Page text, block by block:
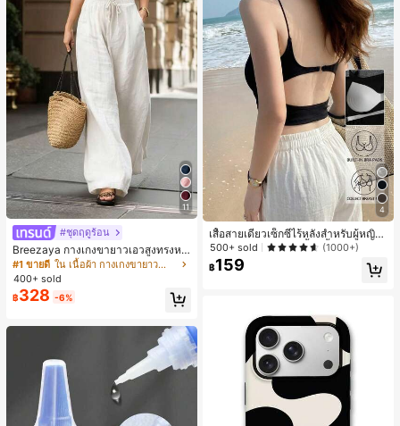
11
#ชุดฤดูร้อน
Breezaya กางเกงขายาวเอวสูงทรงหล
วมขาบานสำหรับผู้หญิง สีขาวเรียบหรูส
ไตล์ชิค เหมาะสำหรับใส่เที่ยวทะเล วันห
ยุดพักผ่อนฤดูร้อน ลุคสบายๆ ใส่ได้หลา
ยโอกาสในชีวิตประจำวัน
#1 ขายดี
ใน เนื้อผ้า กางเกงขายาวลำลองผ้า
400+ sold
฿328 -6%
4
เสื้อสายเดี่ยวเซ็กซี่ไร้หลังสำหรับผู้หญิง
พร้อมบราแบบมีฟองน้ำ, เสื้อกล้ามแขน
กุด, เสื้อลำลองสีดำสำหรับฤดูร้อน
500+ sold (1000+)
฿159